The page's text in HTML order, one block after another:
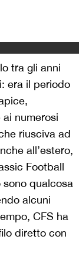
tra gli anni
era il periodo
numerosi
riusciva ad
all’estero,
Football
qualcosa
alcuni
CFS ha
diretto con